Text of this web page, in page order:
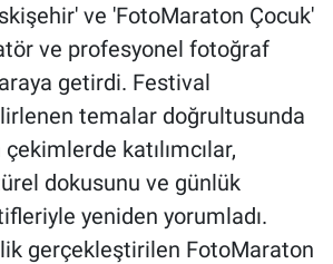
ve 'FotoMaraton Çocuk'
ve profesyonel fotoğraf
getirdi. Festival
temalar doğrultusunda
katılımcılar,
dokusunu ve günlük
yeniden yorumladı.
gerçekleştirilen FotoMaraton